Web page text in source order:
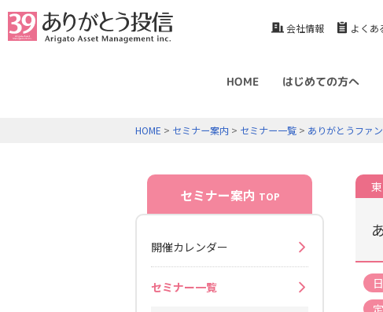
会社情報 よくあ
HOME はじめての方へ
HOME > セミナー案内 > セミナー一覧 > ありがとうファ
セミナー案内 TOP
開催カレンダー
セミナー一覧